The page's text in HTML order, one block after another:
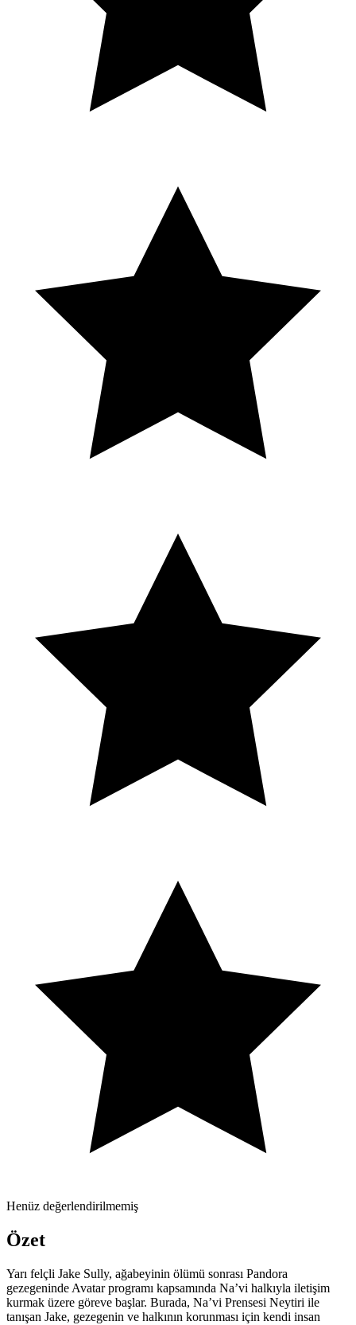
Henüz değerlendirilmemiş
Özet
Yarı felçli Jake Sully, ağabeyinin ölümü sonrası Pandora
gezegeninde Avatar programı kapsamında Na’vi halkıyla iletişim
kurmak üzere göreve başlar. Burada, Na’vi Prensesi Neytiri ile
tanışan Jake, gezegenin ve halkının korunması için kendi insan